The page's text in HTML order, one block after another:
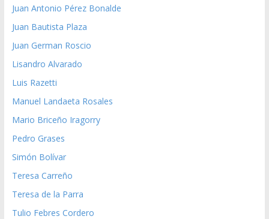
Juan Antonio Pérez Bonalde
Juan Bautista Plaza
Juan German Roscio
Lisandro Alvarado
Luis Razetti
Manuel Landaeta Rosales
Mario Briceño Iragorry
Pedro Grases
Simón Bolívar
Teresa Carreño
Teresa de la Parra
Tulio Febres Cordero